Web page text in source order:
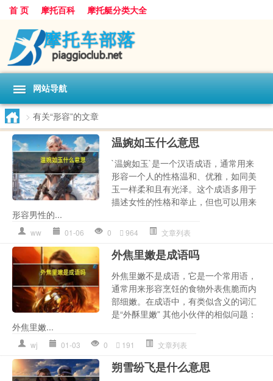
首 页 摩托百科 摩托艇分类大全
网站导航
> 有关“形容”的文章
温婉如玉什么意思
`温婉如玉`是一个汉语成语，通常用来
形容一个人的性格温和、优雅，如同美
玉一样柔和且有光泽。这个成语多用于
描述女性的性格和举止，但也可以用来
形容男性的...
ww 01-06 0 964 文章列表
外焦里嫩是成语吗
外焦里嫩不是成语，它是一个常用语，
通常用来形容烹饪的食物外表焦脆而内
部细嫩。在成语中，有类似含义的词汇
是“外酥里嫩” 其他小伙伴的相似问题：
外焦里嫩...
wj 01-03 0 191 文章列表
朔雪纷飞是什么意思